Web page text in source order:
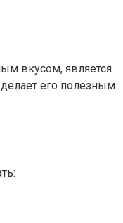
вкусом, является
его полезным